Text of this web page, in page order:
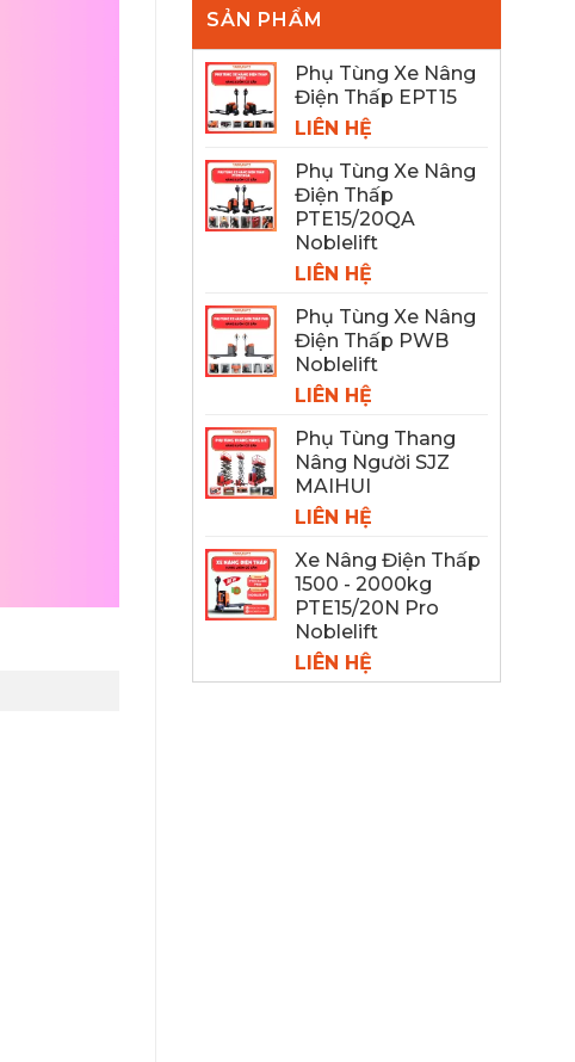
SẢN PHẨM
Phụ Tùng Xe Nâng
Điện Thấp EPT15
LIÊN HỆ
Phụ Tùng Xe Nâng
Điện Thấp
PTE15/20QA
Noblelift
LIÊN HỆ
Phụ Tùng Xe Nâng
Điện Thấp PWB
Noblelift
LIÊN HỆ
Phụ Tùng Thang
Nâng Người SJZ
MAIHUI
LIÊN HỆ
Xe Nâng Điện Thấp
1500 - 2000kg
PTE15/20N Pro
Noblelift
LIÊN HỆ